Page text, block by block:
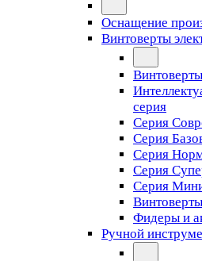
Оснащение
Винтоверты
серия
Серия
Серия
Серия
Серия
Серия
Фидеры и
Ручной